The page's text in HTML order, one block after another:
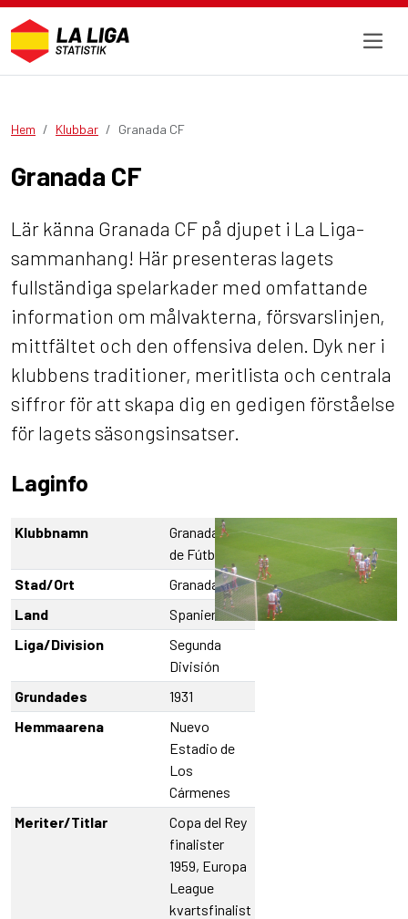
Hem Klubbar Granada CF
Granada CF
Lär känna Granada CF på djupet i La Liga-
sammanhang! Här presenteras lagets
fullständiga spelarkader med omfattande
information om målvakterna, försvarslinjen,
mittfältet och den offensiva delen. Dyk ner i
klubbens traditioner, meritlista och centrala
siffror för att skapa dig en gedigen förståelse
för lagets säsongsinsatser.
Laginfo
Klubbnamn
Granada Club
de Fútbol
Stad/Ort
Granada
Land
Spanien
Liga/Division
Segunda
División
Grundades
1931
Hemmaarena
Nuevo
Estadio de
Los
Cármenes
Meriter/Titlar
Copa del Rey
finalister
1959, Europa
League
kvartsfinalist